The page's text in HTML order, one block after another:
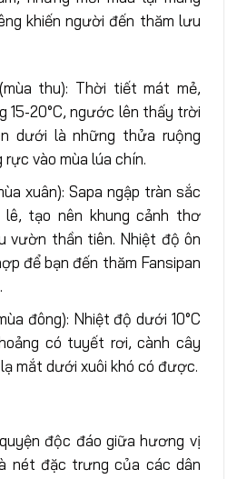
khiến người đến thăm lưu
thu): Thời tiết mát mẻ,
15-20°C, ngước lên thấy trời
dưới là những thửa ruộng
vào mùa lúa chín.
xuân): Sapa ngập tràn sắc
lê, tạo nên khung cảnh thơ
vườn thần tiên. Nhiệt độ ôn
để bạn đến thăm Fansipan
đông): Nhiệt độ dưới 10°C
có tuyết rơi, cành cây
mắt dưới xuôi khó có được.
độc đáo giữa hương vị
nét đặc trưng của các dân